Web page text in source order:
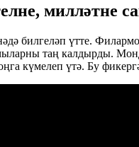
милләтне
билгеләп үтте.
таң калдырды.
күмелеп үтә. Бу